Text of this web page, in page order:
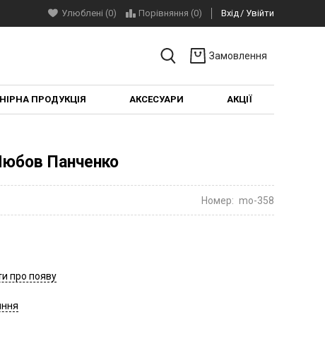
Улюблені (0) Порівняння (0) Вхід Увійти
Замовлення
ПРОДУКЦІЯ АКСЕСУАРИ АКЦІЇ
Панченко
Номер: mo-358
про появу